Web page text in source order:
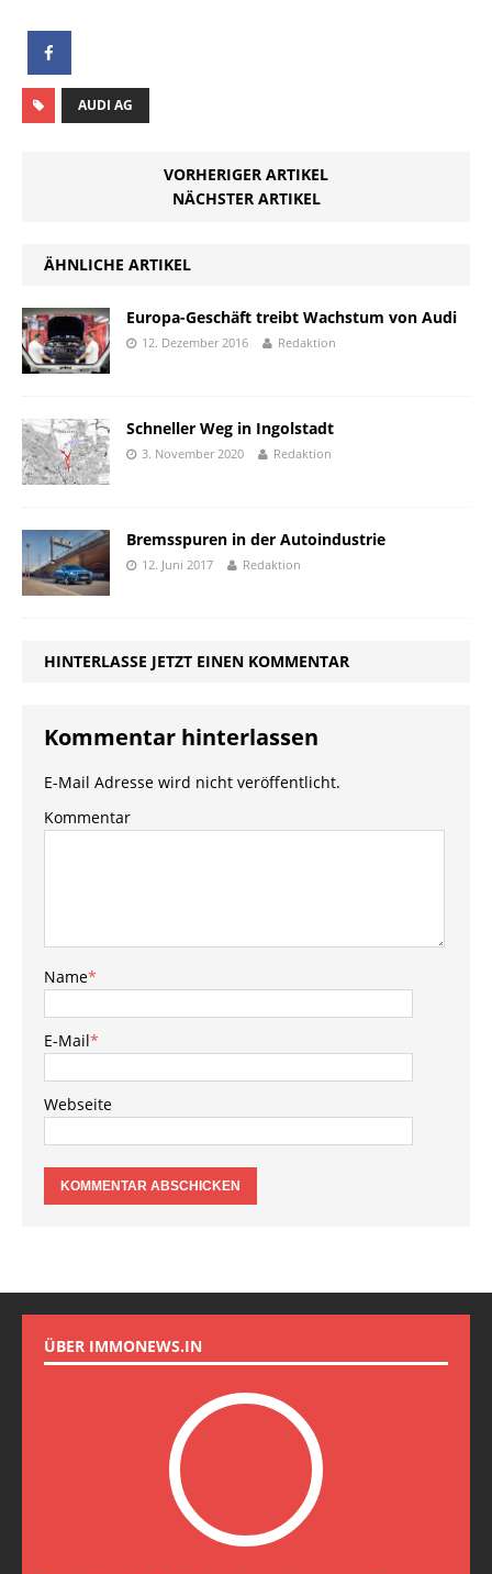
AUDI AG
VORHERIGER ARTIKEL
NÄCHSTER ARTIKEL
ÄHNLICHE ARTIKEL
Europa-Geschäft treibt Wachstum von Audi
12. Dezember 2016 Redaktion
Schneller Weg in Ingolstadt
3. November 2020 Redaktion
Bremsspuren in der Autoindustrie
12. Juni 2017 Redaktion
HINTERLASSE JETZT EINEN KOMMENTAR
Kommentar hinterlassen
E-Mail Adresse wird nicht veröffentlicht.
Kommentar
Name*
E-Mail*
Webseite
ÜBER IMMONEWS.IN